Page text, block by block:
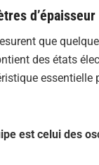
d’épaisseur
que
des états
est celui des